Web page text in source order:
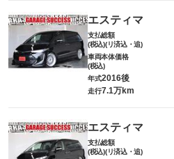
エスティマ
支払総額
(税込)(リ済込・追)
車両本体価格
(税込)
年式2016後
走行7.1万km
エスティマ
支払総額
(税込)(リ済込・追)